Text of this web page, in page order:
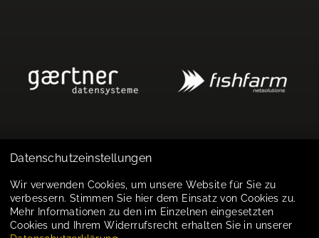
Impressum
Datenschutz
Cookie-Einstellungen
Datenschutzeinstellungen
Wir verwenden Cookies, um unsere Website für Sie zu
verbessern. Stimmen Sie hier dem Einsatz von Cookies zu.
Mehr Informationen zu den im Einzelnen eingesetzten
Cookies und Ihrem Widerrufsrecht erhalten Sie in unserer